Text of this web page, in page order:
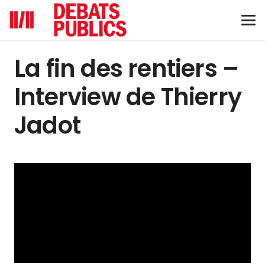
La fin des rentiers –
Interview de Thierry
Jadot